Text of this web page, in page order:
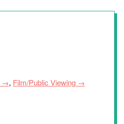
, Film/Public Viewing